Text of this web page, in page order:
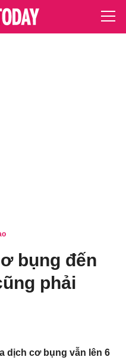
bụng đến
phải
dịch cơ bụng vẫn lên 6